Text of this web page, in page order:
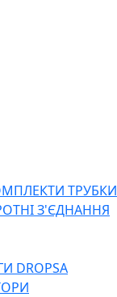
ТРУБКИ
З'ЄДНАННЯ
DROPSA